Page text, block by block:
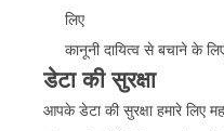
लिए
कानूनी दायित्व से बचाने के
डेटा की सुरक्षा
आपके डेटा की सुरक्षा हमारे लिए